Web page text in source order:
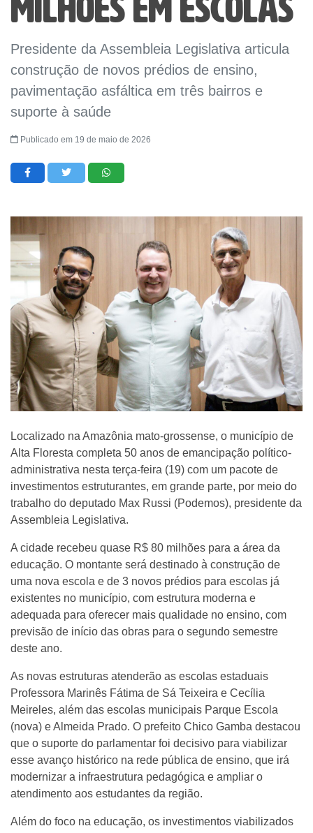
milhões em escolas
Presidente da Assembleia Legislativa articula
construção de novos prédios de ensino,
pavimentação asfáltica em três bairros e
suporte à saúde
Publicado em 19 de maio de 2026
Localizado na Amazônia mato-grossense, o município de
Alta Floresta completa 50 anos de emancipação político-
administrativa nesta terça-feira (19) com um pacote de
investimentos estruturantes, em grande parte, por meio do
trabalho do deputado Max Russi (Podemos), presidente da
Assembleia Legislativa.
A cidade recebeu quase R$ 80 milhões para a área da
educação. O montante será destinado à construção de
uma nova escola e de 3 novos prédios para escolas já
existentes no município, com estrutura moderna e
adequada para oferecer mais qualidade no ensino, com
previsão de início das obras para o segundo semestre
deste ano.
As novas estruturas atenderão as escolas estaduais
Professora Marinês Fátima de Sá Teixeira e Cecília
Meireles, além das escolas municipais Parque Escola
(nova) e Almeida Prado. O prefeito Chico Gamba destacou
que o suporte do parlamentar foi decisivo para viabilizar
esse avanço histórico na rede pública de ensino, que irá
modernizar a infraestrutura pedagógica e ampliar o
atendimento aos estudantes da região.
Além do foco na educação, os investimentos viabilizados